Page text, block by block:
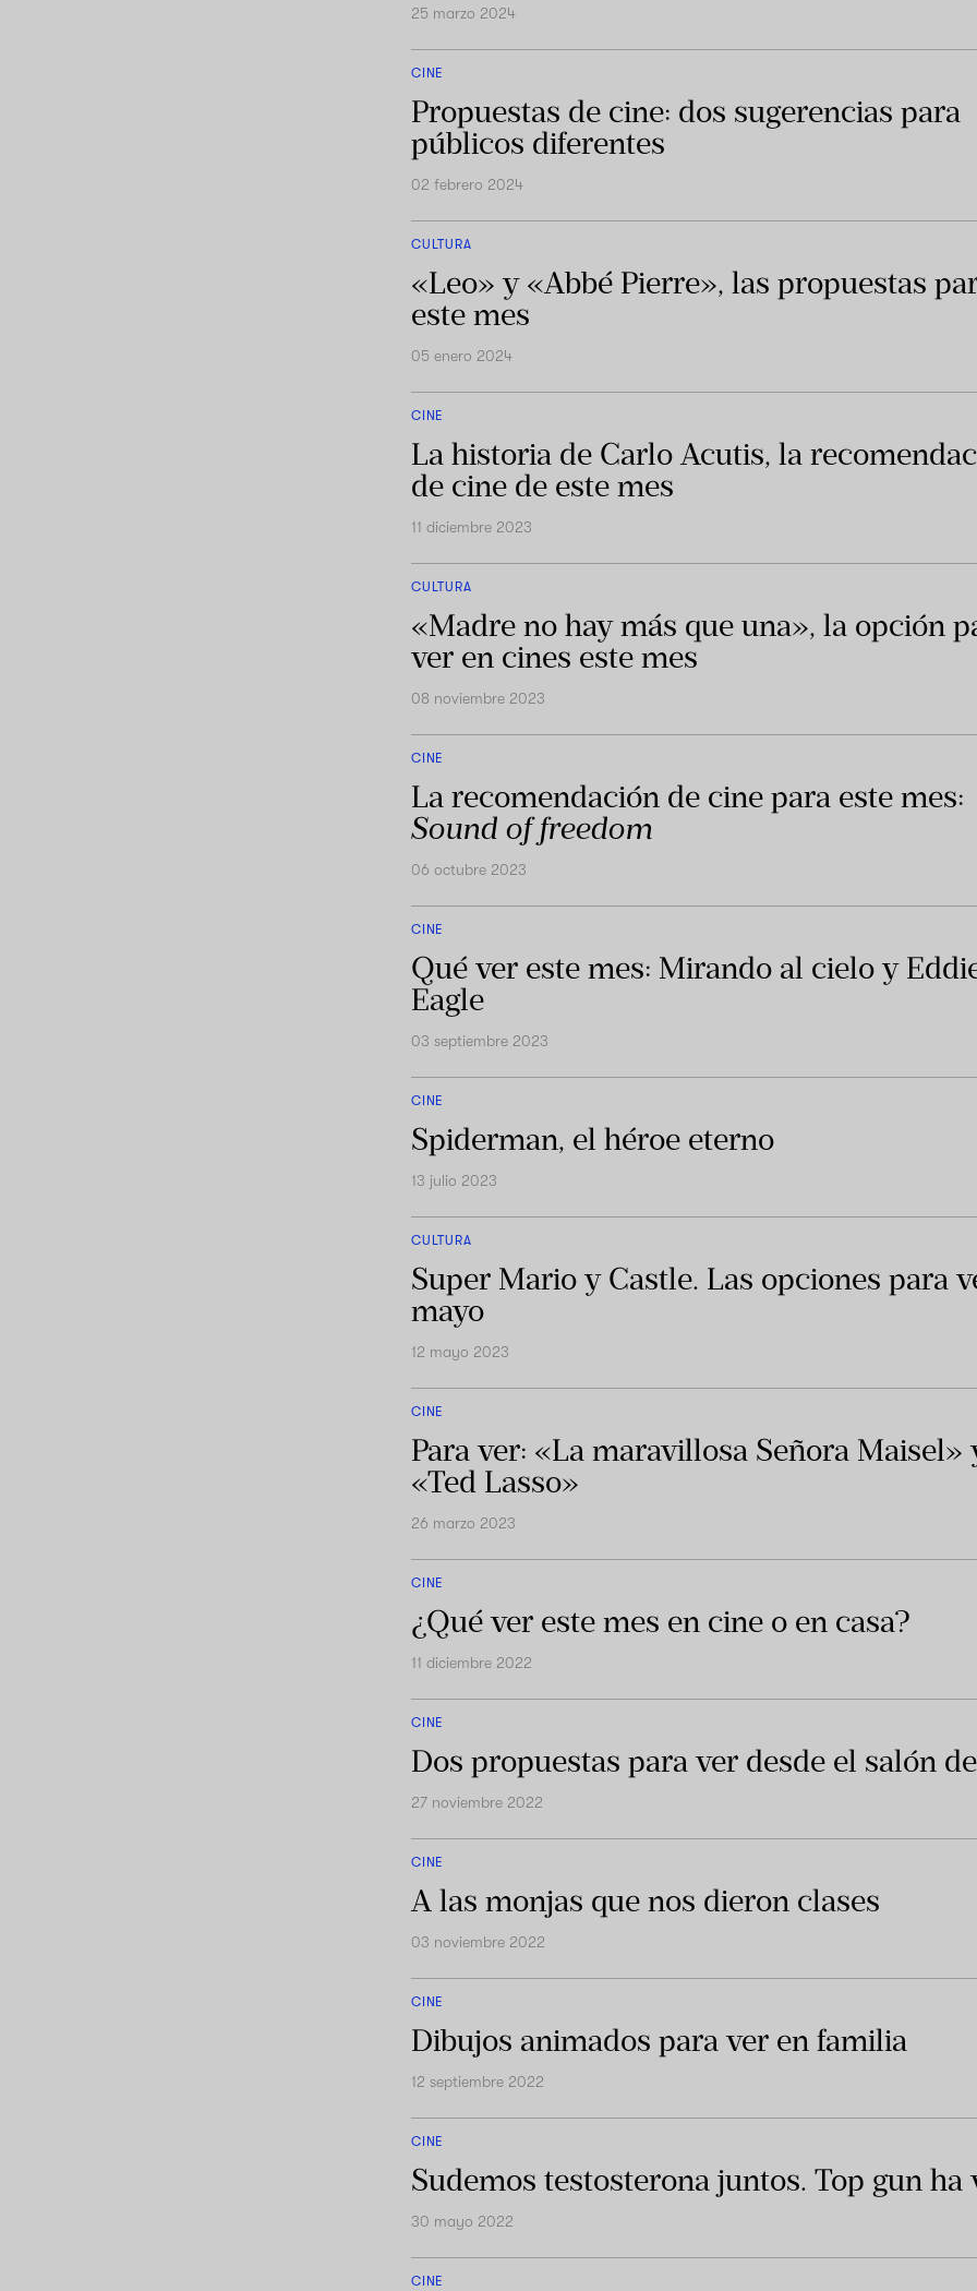
25 marzo 2024
CINE
Propuestas de cine: dos sugerencias para
públicos diferentes
02 febrero 2024
CULTURA
«Leo» y «Abbé Pierre», las propuestas
este mes
05 enero 2024
CINE
La historia de Carlo Acutis, la
de cine de este mes
11 diciembre 2023
CULTURA
«Madre no hay más que una», la opción
ver en cines este mes
08 noviembre 2023
CINE
La recomendación de cine para este mes:
Sound of freedom
06 octubre 2023
CINE
Qué ver este mes: Mirando al cielo y
Eagle
03 septiembre 2023
CINE
Spiderman, el héroe eterno
13 julio 2023
CULTURA
Super Mario y Castle. Las opciones para
mayo
12 mayo 2023
CINE
Para ver: «La maravillosa Señora Maisel»
«Ted Lasso»
26 marzo 2023
CINE
¿Qué ver este mes en cine o en casa?
11 diciembre 2022
CINE
Dos propuestas para ver desde el salón
27 noviembre 2022
CINE
A las monjas que nos dieron clases
03 noviembre 2022
CINE
Dibujos animados para ver en familia
12 septiembre 2022
CINE
Sudemos testosterona juntos. Top gun ha
30 mayo 2022
CINE